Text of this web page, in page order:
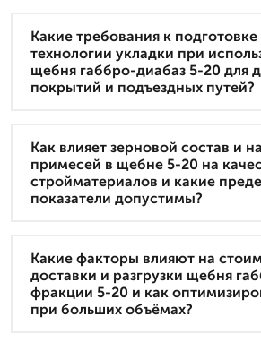
Какие требования к
технологии укладки при
щебня габбро-диабаз 5-20 для
покрытий и подъездных путей?
Как влияет зерновой состав и
примесей в щебне 5-20 на
стройматериалов и какие
показатели допустимы?
Какие факторы влияют на
доставки и разгрузки щебня
фракции 5-20 и как
при больших объёмах?